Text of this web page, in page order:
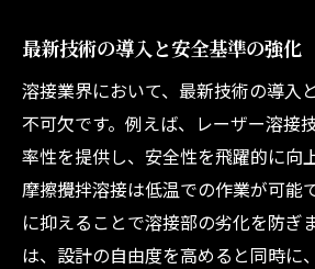
最新技術の導入と安全基準の強化
溶接業界において、最新技術の導入
不可欠です。例えば、レーザー溶接
率性を提供し、安全性を飛躍的に向
摩擦攪拌溶接は低温での作業が可能
に抑えることで溶接部の劣化を防ぎ
は、設計の自由度を高めると同時に